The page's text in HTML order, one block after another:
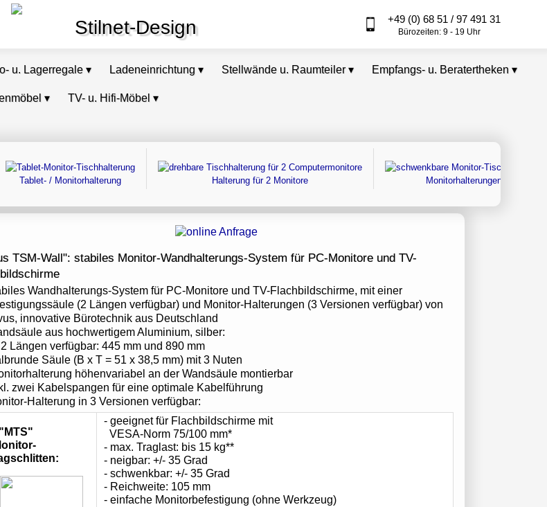
Stilnet-Design +49 (0) 68 51 / 97 491 31
Bürozeiten: 9 - 19 Uhr
Tablet- / Monitorhalterung Halterung für 2 Monitore Monitorhalterungen
TSM-Wall": stabiles Monitor-Wandhalterungs-System für PC-Monitore und TV-
Wandhalterungs-System für PC-Monitore und TV-Flachbildschirme, mit einer
(2 Längen verfügbar) und Monitor-Halterungen (3 Versionen verfügbar) von
innovative Bürotechnik aus Deutschland
aus hochwertigem Aluminium, silber:
Längen verfügbar: 445 mm und 890 mm
Säule (B x T = 51 x 38,5 mm) mit 3 Nuten
höhenvariabel an der Wandsäule montierbar
zwei Kabelspangen für eine optimale Kabelführung
Halterung in 3 Versionen verfügbar:
- geeignet für Flachbildschirme mit
VESA-Norm 75/100 mm*
- max. Traglast: bis 15 kg**
- neigbar: +/- 35 Grad
- schwenkbar: +/- 35 Grad
- Reichweite: 105 mm
- einfache Monitorbefestigung (ohne Werkzeug)
u. Lagerregale ▾ Ladeneinrichtung ▾ Stellwände u. Raumteiler▾ Empfangs- u. Beratertheken ▾
▾ TV- u. Hifi-Möbel ▾